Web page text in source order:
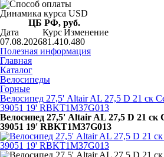
Динамика курса USD
ЦБ РФ, руб.
Дата
КурсИзменение
07.08.202681.410.480
Полезная информация
Главная
Каталог
Велосипеды
Горные
Велосипед 27,5' Altair AL 27,5 D 21 ск
39051 19' RBKT1M37G013
Велосипед 27,5' Altair AL 27,5 D 21
39051 19' RBKT1M37G013